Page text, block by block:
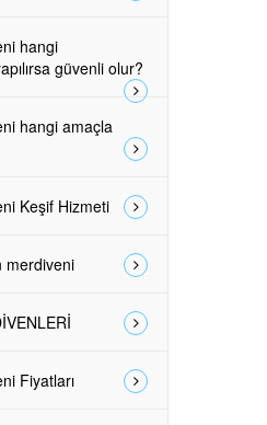
hangi
güvenli olur?
hangi amaçla
Keşif Hizmeti
merdiveni
Fiyatları